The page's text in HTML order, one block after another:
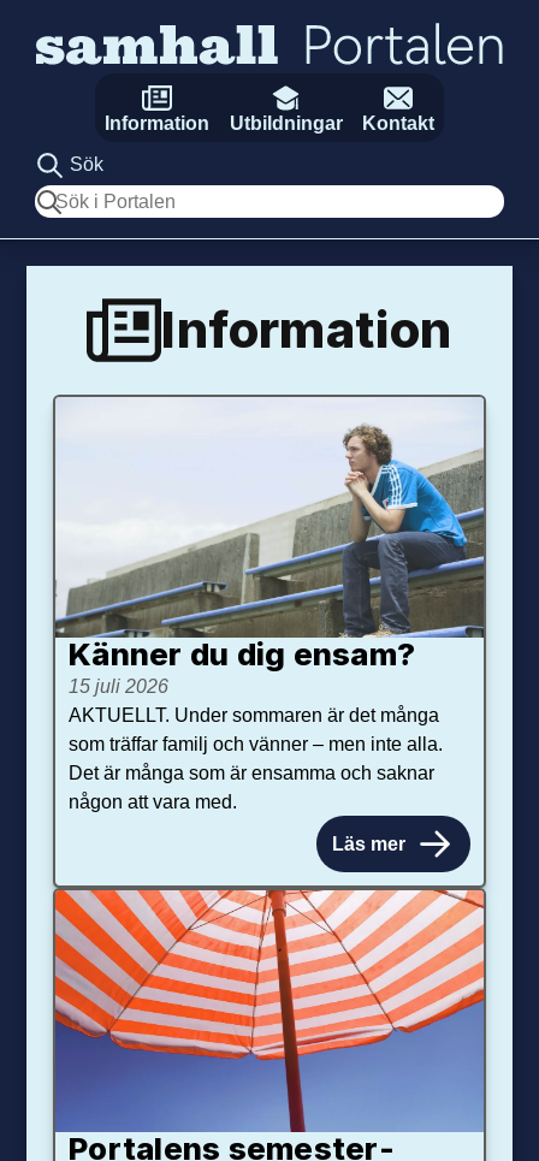
Information Utbildningar
Kontakt
Sök
Sök
Information
Känner du dig ensam?
15 juli 2026
AKTUELLT. Under sommaren är det många
som träffar familj och vänner – men inte alla.
Det är många som är ensamma och saknar
någon att vara med.
Läs mer
Portalens semester­